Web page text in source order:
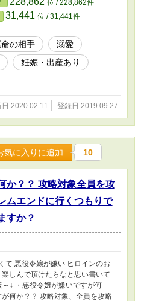
位 / 228,862件
31,441 位 / 31,441件
の相手
溺愛
妊娠・出産あり
2020.02.11 登録日 2019.09.27
気に入りに追加 10
か？？ 攻略対象全員を攻
ムエンドに行くつもりで
すか？
て 悪役令嬢が嫌い ヒロインのお
しんで頂けたらなと思い書いて
↓ ・悪役令嬢が嫌いですが何
何か？？ 攻略対象、全員を攻略